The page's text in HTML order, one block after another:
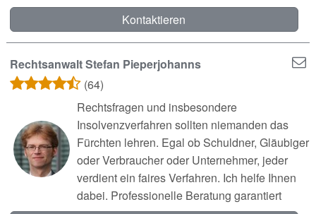
Kontaktieren
Rechtsanwalt Stefan Pieperjohanns
(64)
Rechtsfragen und insbesondere
Insolvenzverfahren sollten niemanden das
Fürchten lehren. Egal ob Schuldner, Gläubiger
oder Verbraucher oder Unternehmer, jeder
verdient ein faires Verfahren. Ich helfe Ihnen
dabei. Professionelle Beratung garantiert